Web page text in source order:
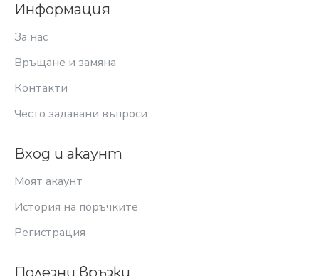
Информация
За нас
Връщане и замяна
Контакти
Често задавани въпроси
Вход и акаунт
Моят акаунт
История на поръчките
Регистрация
Полезни връзки